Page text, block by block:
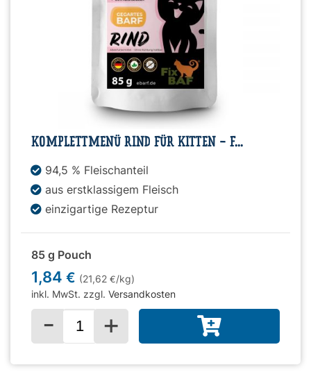
KOMPLETTMENÜ RIND FÜR KITTEN - F...
94,5 % Fleischanteil
aus erstklassigem Fleisch
einzigartige Rezeptur
85 g Pouch
1,84 € (21,62 €/kg)
inkl. MwSt. zzgl. Versandkosten
- +